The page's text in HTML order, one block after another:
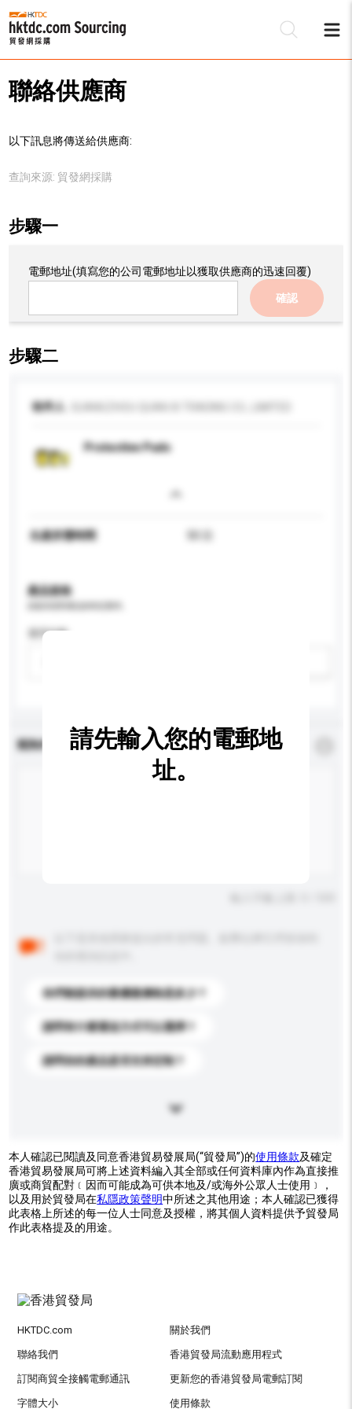
聯絡供應商
以下訊息將傳送給供應商:
查詢來源: 貿發網採購
步驟一
電郵地址(填寫您的公司電郵地址以獲取供應商的迅速回覆)
確認
步驟二
收件人
Protective Pads
生產所需時間 50 日
產品規格
適用年齡
查詢內容 *必須填寫
你們能提供的最優惠價格是多少？
請問有什麼運送方式可以選擇？
請問你的產品是否支持定制？
請先輸入您的電郵地
址。
本人確認已閱讀及同意香港貿易發展局(“貿發局”)的使用條款及確定
香港貿易發展局可將上述資料編入其全部或任何資料庫內作為直接推
廣或商貿配對﹝因而可能成為可供本地及/或海外公眾人士使用﹞，
以及用於貿發局在私隱政策聲明中所述之其他用途；本人確認已獲得
此表格上所述的每一位人士同意及授權，將其個人資料提供予貿發局
作此表格提及的用途。
HKTDC.com 關於我們
聯絡我們 香港貿發局流動應用程式
訂閱商貿全接觸電郵通訊 更新您的香港貿發局電郵訂閱
字體大小 使用條款